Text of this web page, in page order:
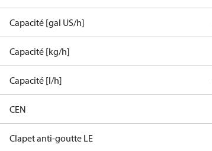
Capacité [gal US/h]
Capacité [kg/h]
Capacité [l/h]
CEN
Clapet anti-goutte LE